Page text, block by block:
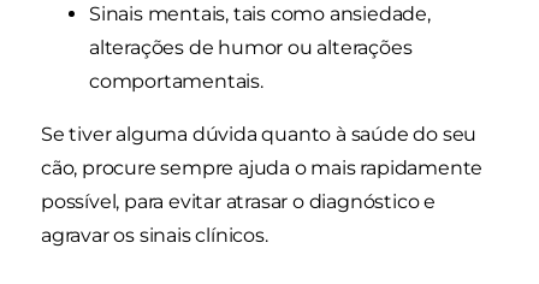
Sinais mentais, tais como ansiedade,
alterações de humor ou alterações
comportamentais.
Se tiver alguma dúvida quanto à saúde do seu
cão, procure sempre ajuda o mais rapidamente
possível, para evitar atrasar o diagnóstico e
agravar os sinais clínicos.